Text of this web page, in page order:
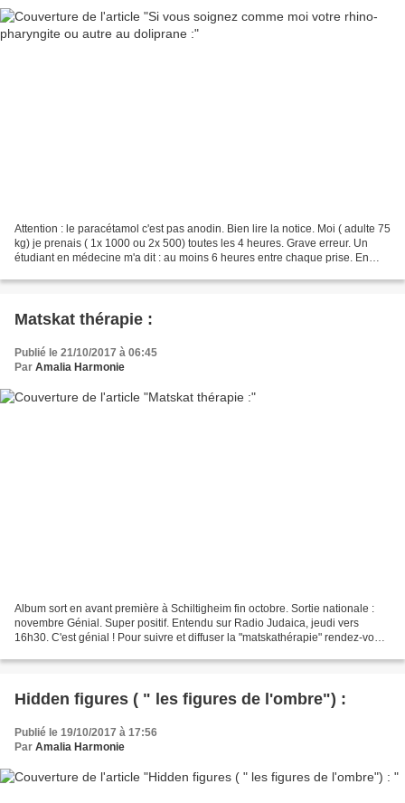
Attention : le paracétamol c'est pas anodin. Bien lire la notice. Moi ( adulte 75
kg) je prenais ( 1x 1000 ou 2x 500) toutes les 4 heures. Grave erreur. Un
étudiant en médecine m'a dit : au moins 6 heures entre chaque prise. En
Matskat thérapie :
Publié le 21/10/2017 à 06:45
Par Amalia Harmonie
Album sort en avant première à Schiltigheim fin octobre. Sortie nationale :
novembre Génial. Super positif. Entendu sur Radio Judaica, jeudi vers
16h30. C'est génial ! Pour suivre et diffuser la "matskathérapie" rendez-vous
Hidden figures ( " les figures de l'ombre") :
Publié le 19/10/2017 à 17:56
Par Amalia Harmonie